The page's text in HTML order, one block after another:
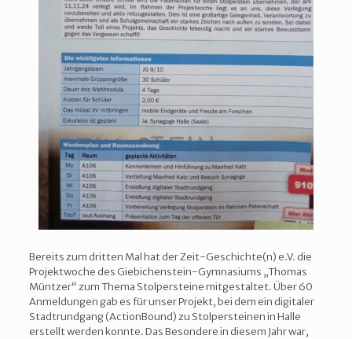
Bereits zum dritten Mal hat der Zeit-Geschichte(n) e.V. die
Projektwoche des Giebichenstein-Gymnasiums „Thomas
Müntzer“ zum Thema Stolpersteine mitgestaltet. Über 60
Anmeldungen gab es für unser Projekt, bei dem ein digitaler
Stadtrundgang (ActionBound) zu Stolpersteinen in Halle
erstellt werden konnte. Das Besondere in diesem Jahr war,